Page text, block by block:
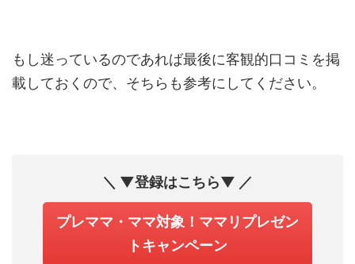
もし迷っているのであれば最後に客観的口コミを掲
載しておくので、そちらも参考にしてください。
＼ ▼登録はこちら▼ ／
プレママ・ママ対象！ママリプレゼン
トキャンペーン